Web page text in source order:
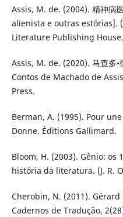
Assis, M. de. (2004). 精神病
alienista e outras estórias].
Literature Publishing House.
Assis, M. de. (2020). 马查多
Contos de Machado de
Press.
Berman, A. (1995). Pour
Donne. Éditions Gallimard.
Bloom, H. (2003). Gênio: os
história da literatura. (J. R.
Cherobin, N. (2011).
Cadernos de Tradução,